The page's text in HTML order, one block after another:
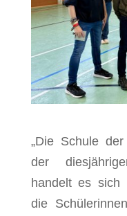
„Die Schule
der
handelt es sich
die